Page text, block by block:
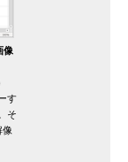
像
す
そ
像